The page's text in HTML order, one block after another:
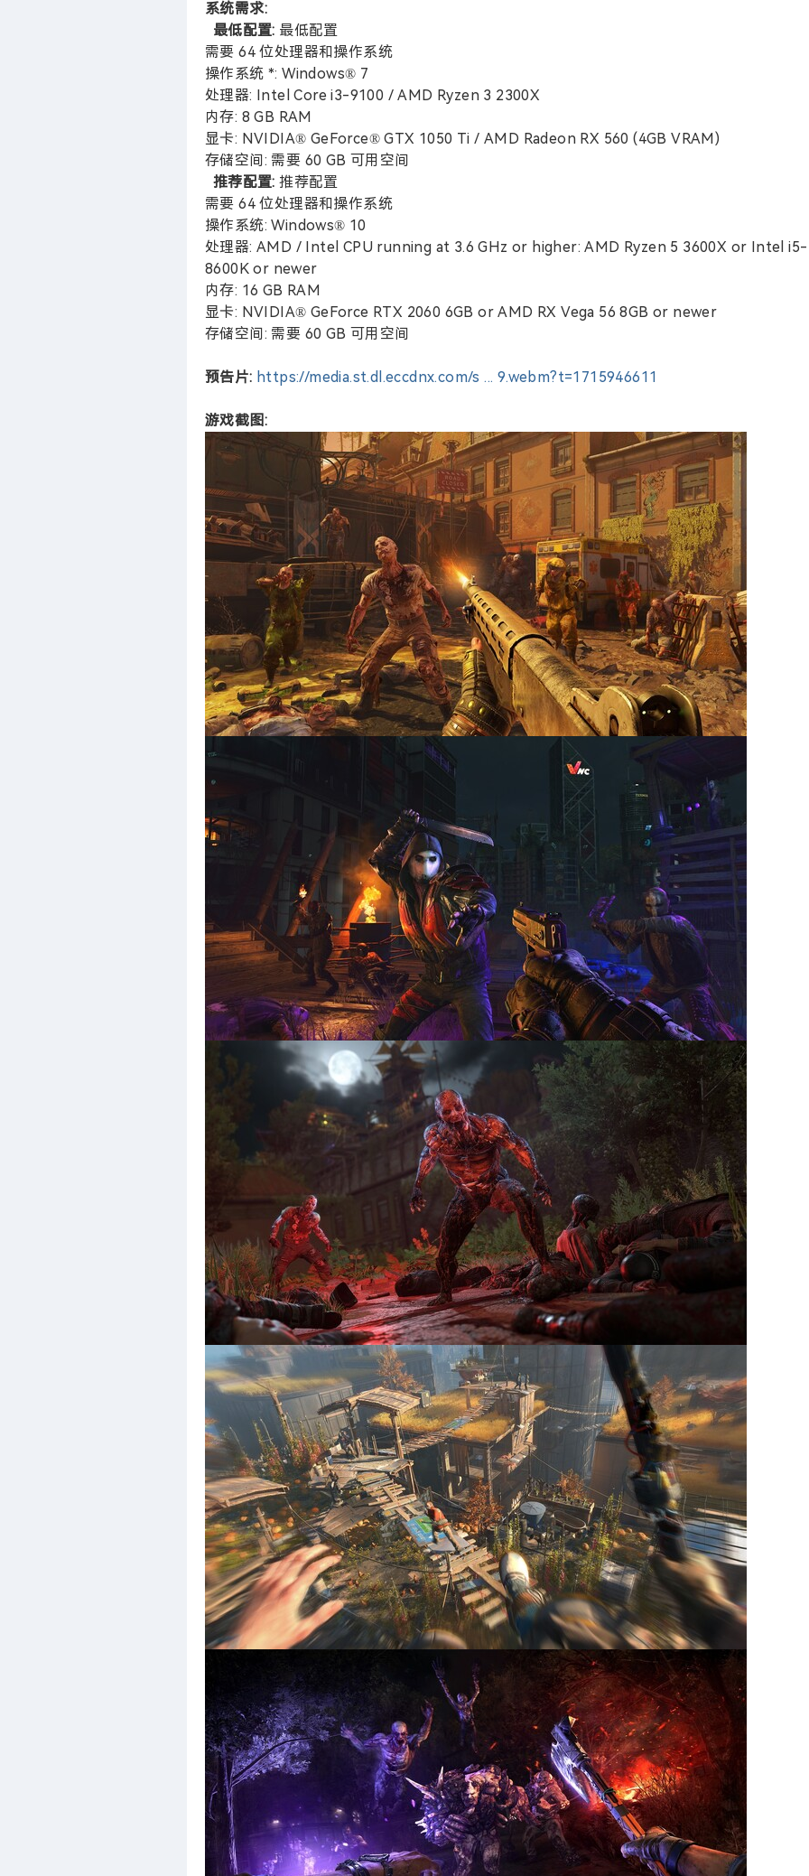
系统需求:
最低配置: 最低配置
需要 64 位处理器和操作系统
操作系统 *: Windows® 7
处理器: Intel Core i3-9100 / AMD Ryzen 3 2300X
内存: 8 GB RAM
显卡: NVIDIA® GeForce® GTX 1050 Ti / AMD Radeon RX 560 (4GB VRAM)
存储空间: 需要 60 GB 可用空间
推荐配置: 推荐配置
需要 64 位处理器和操作系统
操作系统: Windows® 10
处理器: AMD / Intel CPU running at 3.6 GHz or higher: AMD Ryzen 5 3600X or Intel i5-
8600K or newer
内存: 16 GB RAM
显卡: NVIDIA® GeForce RTX 2060 6GB or AMD RX Vega 56 8GB or newer
存储空间: 需要 60 GB 可用空间
预告片: https://media.st.dl.eccdnx.com/s ... 9.webm?t=1715946611
游戏截图: